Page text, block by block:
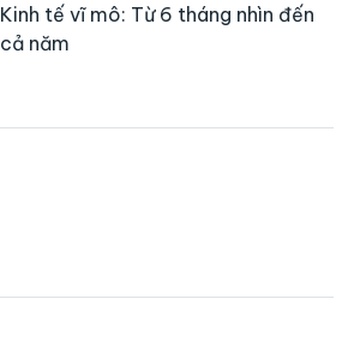
Kinh tế vĩ mô: Từ 6 tháng nhìn đến
cả năm